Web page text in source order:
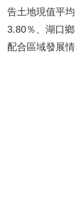
告土地現值平
3.80％、湖口
配合區域發展